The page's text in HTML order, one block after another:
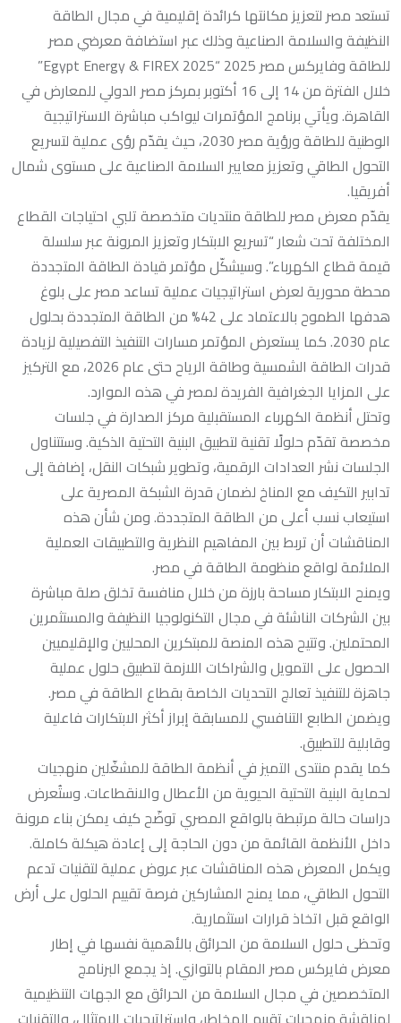
تستعد مصر لتعزيز مكانتها كرائدة إقليمية في مجال الطاقة
النظيفة والسلامة الصناعية وذلك عبر استضافة معرضي مصر
للطاقة وفايركس مصر 2025 “Egypt Energy & FIREX 2025”
خلال الفترة من 14 إلى 16 أكتوبر بمركز مصر الدولي للمعارض في
القاهرة. ويأتي برنامج المؤتمرات ليواكب مباشرة الاستراتيجية
الوطنية للطاقة ورؤية مصر 2030، حيث يقدّم رؤى عملية لتسريع
التحول الطاقي وتعزيز معايير السلامة الصناعية على مستوى شمال
أفريقيا.
يقدّم معرض مصر للطاقة منتديات متخصصة تلبي احتياجات القطاع
المختلفة تحت شعار “تسريع الابتكار وتعزيز المرونة عبر سلسلة
قيمة قطاع الكهرباء”. وسيشكّل مؤتمر قيادة الطاقة المتجددة
محطة محورية لعرض استراتيجيات عملية تساعد مصر على بلوغ
هدفها الطموح بالاعتماد على 42% من الطاقة المتجددة بحلول
عام 2030. كما يستعرض المؤتمر مسارات التنفيذ التفصيلية لزيادة
قدرات الطاقة الشمسية وطاقة الرياح حتى عام 2026، مع التركيز
على المزايا الجغرافية الفريدة لمصر في هذه الموارد.
وتحتل أنظمة الكهرباء المستقبلية مركز الصدارة في جلسات
مخصصة تقدّم حلولًا تقنية لتطبيق البنية التحتية الذكية. وستتناول
الجلسات نشر العدادات الرقمية، وتطوير شبكات النقل، إضافة إلى
تدابير التكيف مع المناخ لضمان قدرة الشبكة المصرية على
استيعاب نسب أعلى من الطاقة المتجددة. ومن شأن هذه
المناقشات أن تربط بين المفاهيم النظرية والتطبيقات العملية
الملائمة لواقع منظومة الطاقة في مصر.
ويمنح الابتكار مساحة بارزة من خلال منافسة تخلق صلة مباشرة
بين الشركات الناشئة في مجال التكنولوجيا النظيفة والمستثمرين
المحتملين. وتتيح هذه المنصة للمبتكرين المحليين والإقليميين
الحصول على التمويل والشراكات اللازمة لتطبيق حلول عملية
جاهزة للتنفيذ تعالج التحديات الخاصة بقطاع الطاقة في مصر.
ويضمن الطابع التنافسي للمسابقة إبراز أكثر الابتكارات فاعلية
وقابلية للتطبيق.
كما يقدم منتدى التميز في أنظمة الطاقة للمشغّلين منهجيات
لحماية البنية التحتية الحيوية من الأعطال والانقطاعات. وستُعرض
دراسات حالة مرتبطة بالواقع المصري توضّح كيف يمكن بناء مرونة
داخل الأنظمة القائمة من دون الحاجة إلى إعادة هيكلة كاملة.
ويكمل المعرض هذه المناقشات عبر عروض عملية لتقنيات تدعم
التحول الطاقي، مما يمنح المشاركين فرصة تقييم الحلول على أرض
الواقع قبل اتخاذ قرارات استثمارية.
وتحظى حلول السلامة من الحرائق بالأهمية نفسها في إطار
معرض فايركس مصر المقام بالتوازي. إذ يجمع البرنامج
المتخصصين في مجال السلامة من الحرائق مع الجهات التنظيمية